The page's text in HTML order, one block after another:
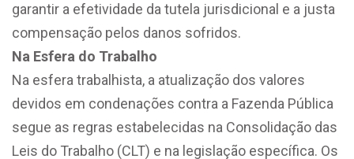
garantir a efetividade da tutela jurisdicional e a justa
compensação pelos danos sofridos.
Na Esfera do Trabalho
Na esfera trabalhista, a atualização dos valores
devidos em condenações contra a Fazenda Pública
segue as regras estabelecidas na Consolidação das
Leis do Trabalho (CLT) e na legislação específica. Os